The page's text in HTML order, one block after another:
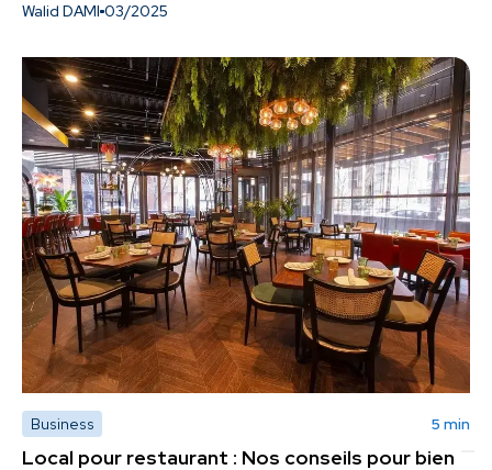
Walid DAMI 03/2025
Business 5 min
Local pour restaurant : Nos conseils pour bien